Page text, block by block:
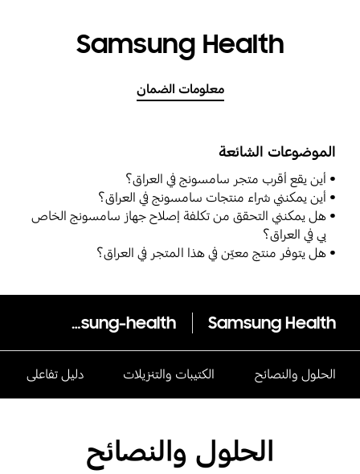
Samsung Health
معلومات الضمان
الموضوعات الشائعة
أين يقع أقرب متجر سامسونج في العراق؟
أين يمكنني شراء منتجات سامسونج في العراق؟
هل يمكنني التحقق من تكلفة إصلاح جهاز سامسونج الخاص
بي في العراق؟
هل يتوفر منتج معيّن في هذا المتجر في العراق؟
Samsung Health
samsung-health
الحلول والنصائح الكتيبات والتنزيلات دليل تفاعلى
الحلول والنصائح